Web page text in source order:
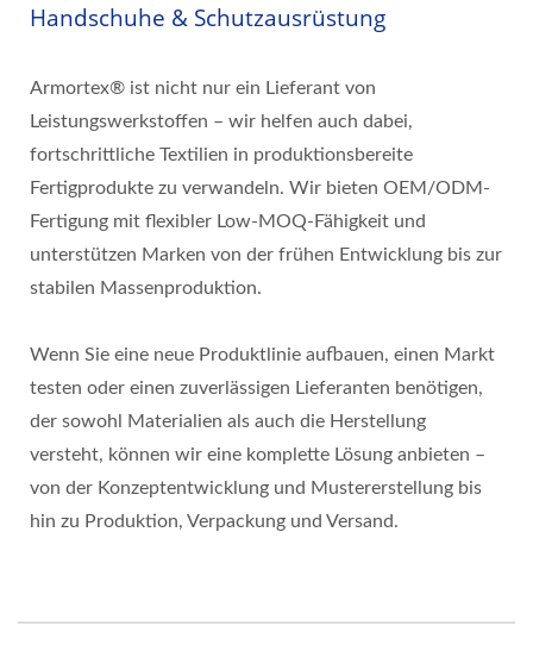
Handschuhe & Schutzausrüstung
Armortex® ist nicht nur ein Lieferant von
Leistungswerkstoffen – wir helfen auch dabei,
fortschrittliche Textilien in produktionsbereite
Fertigprodukte zu verwandeln. Wir bieten OEM/ODM-
Fertigung mit flexibler Low-MOQ-Fähigkeit und
unterstützen Marken von der frühen Entwicklung bis zur
stabilen Massenproduktion.
Wenn Sie eine neue Produktlinie aufbauen, einen Markt
testen oder einen zuverlässigen Lieferanten benötigen,
der sowohl Materialien als auch die Herstellung
versteht, können wir eine komplette Lösung anbieten –
von der Konzeptentwicklung und Mustererstellung bis
hin zu Produktion, Verpackung und Versand.